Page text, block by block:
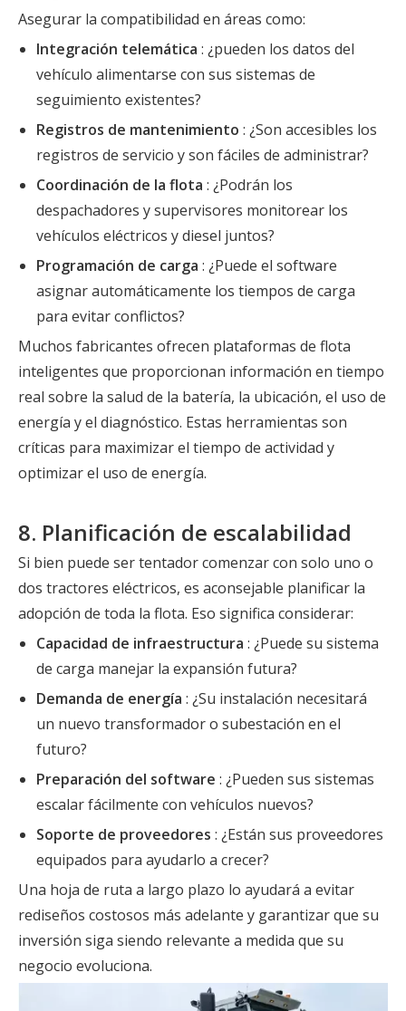
Asegurar la compatibilidad en áreas como:
Integración telemática : ¿pueden los datos del
vehículo alimentarse con sus sistemas de
seguimiento existentes?
Registros de mantenimiento : ¿Son accesibles los
registros de servicio y son fáciles de administrar?
Coordinación de la flota : ¿Podrán los
despachadores y supervisores monitorear los
vehículos eléctricos y diesel juntos?
Programación de carga : ¿Puede el software
asignar automáticamente los tiempos de carga
para evitar conflictos?
Muchos fabricantes ofrecen plataformas de flota
inteligentes que proporcionan información en tiempo
real sobre la salud de la batería, la ubicación, el uso de
energía y el diagnóstico. Estas herramientas son
críticas para maximizar el tiempo de actividad y
optimizar el uso de energía.
8. Planificación de escalabilidad
Si bien puede ser tentador comenzar con solo uno o
dos tractores eléctricos, es aconsejable planificar la
adopción de toda la flota. Eso significa considerar:
Capacidad de infraestructura : ¿Puede su sistema
de carga manejar la expansión futura?
Demanda de energía : ¿Su instalación necesitará
un nuevo transformador o subestación en el
futuro?
Preparación del software : ¿Pueden sus sistemas
escalar fácilmente con vehículos nuevos?
Soporte de proveedores : ¿Están sus proveedores
equipados para ayudarlo a crecer?
Una hoja de ruta a largo plazo lo ayudará a evitar
rediseños costosos más adelante y garantizar que su
inversión siga siendo relevante a medida que su
negocio evoluciona.